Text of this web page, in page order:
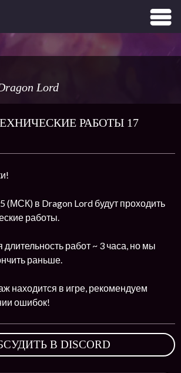
Lord
РАБОТЫ 17
(МСК) в Dragon Lord будут проходить
работы.
работ ~ 3 часа, но мы
раньше.
находится в игре, рекомендуем
ошибок!
В DISCORD